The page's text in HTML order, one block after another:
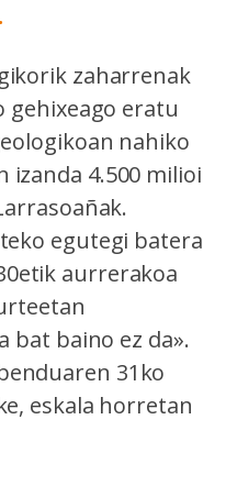
zaharrenak
gehixeago eratu
nahiko
4.500 milioi
egutegi batera
aurrerakoa
bat baino ez da».
31ko
eskala horretan